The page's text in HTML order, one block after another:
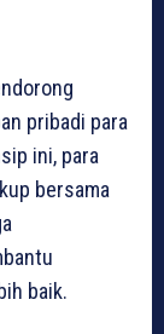
pribadi para
ini, para
bersama
baik.